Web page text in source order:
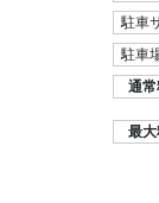
駐車
駐車
通
最